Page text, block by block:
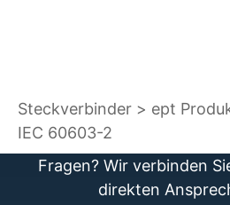
Steckverbinder ept
IEC 60603-2
Fragen? Wir verbinden
direkten